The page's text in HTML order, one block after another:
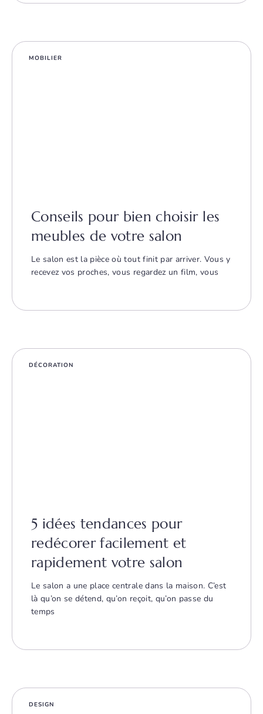
MOBILIER
Conseils pour bien choisir les
meubles de votre salon
Le salon est la pièce où tout finit par arriver. Vous y
recevez vos proches, vous regardez un film, vous
DÉCORATION
5 idées tendances pour
redécorer facilement et
rapidement votre salon
Le salon a une place centrale dans la maison. C’est
là qu’on se détend, qu’on reçoit, qu’on passe du
temps
DESIGN